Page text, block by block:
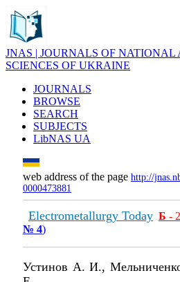
JNAS | JOURNALS OF NATIONAL
SCIENCES OF UKRAINE
JOURNALS
BROWSE
SEARCH
SUBJECTS
LibNAS UA
web address of the page http://
0000473881
Electrometallurgy Today Б -
№ 4)
Устинов А. И.,